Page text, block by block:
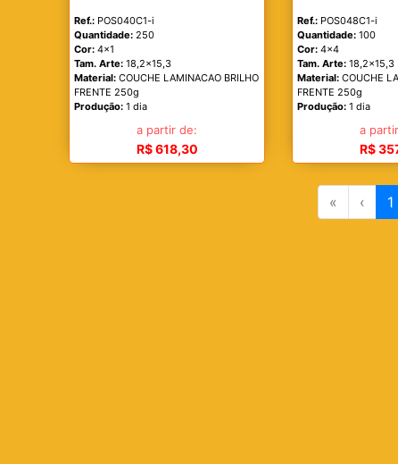
Ref.: POS040C1-i
Quantidade: 250
Cor: 4x1
Tam. Arte: 18,2x15,3
Material: COUCHE LAMINACAO BRILHO
FRENTE 250g
Produção: 1 dia
a partir de:
R$ 618,30
Ref.: POS048C1-i
Quantidade: 100
Cor: 4x4
Tam. Arte: 18,2x15,3
Material: COUCHE
FRENTE 250g
Produção: 1 dia
a
R$
« ‹ 1